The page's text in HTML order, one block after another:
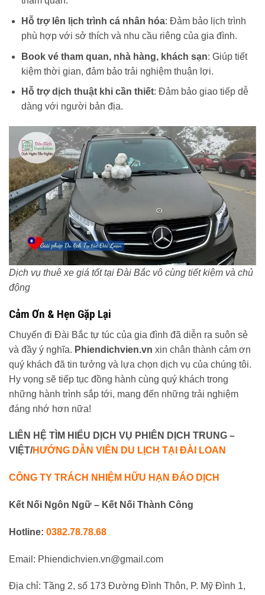
Hỗ trợ lên lịch trình cá nhân hóa: Đảm bảo lịch trình
phù hợp với sở thích và nhu cầu riêng của gia đình.
Book vé tham quan, nhà hàng, khách sạn: Giúp tiết
kiệm thời gian, đảm bảo trải nghiệm thuận lợi.
Hỗ trợ dịch thuật khi cần thiết: Đảm bảo giao tiếp dễ
dàng với người bản địa.
Dịch vụ thuê xe giá tốt tại Đài Bắc vô cùng tiết kiệm và chủ
động
Cảm Ơn & Hẹn Gặp Lại
Chuyến đi Đài Bắc tự túc của gia đình đã diễn ra suôn sẻ
và đầy ý nghĩa. Phiendichvien.vn xin chân thành cảm ơn
quý khách đã tin tưởng và lựa chọn dịch vụ của chúng tôi.
Hy vọng sẽ tiếp tục đồng hành cùng quý khách trong
những hành trình sắp tới, mang đến những trải nghiệm
đáng nhớ hơn nữa!
LIÊN HỆ TÌM HIỂU DỊCH VỤ PHIÊN DỊCH TRUNG –
VIỆT/HƯỚNG DẪN VIÊN DU LỊCH TẠI ĐÀI LOAN
CÔNG TY TRÁCH NHIỆM HỮU HẠN ĐÁO DỊCH
Kết Nối Ngôn Ngữ – Kết Nối Thành Công
Hotline: 0382.78.78.68
Email: Phiendichvien.vn@gmail.com
Địa chỉ: Tầng 2, số 173 Đường Đình Thôn, P. Mỹ Đình 1,